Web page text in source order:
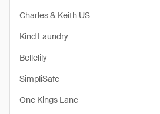
Charles & Keith US
Kind Laundry
Bellelily
SimpliSafe
One Kings Lane